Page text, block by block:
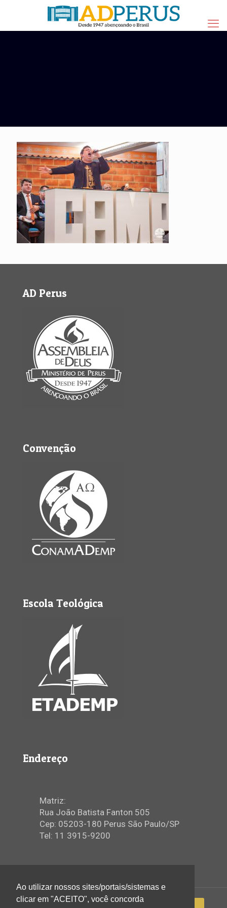
AD Perus
Convenção
Escola Teológica
Endereço
Matriz:
Rua João Batista Fanton 505
Cep: 05203-180 Perus São Paulo/SP
Tel: 11 3915-9200
Ao utilizar nossos sites/portais/sistemas e
clicar em "ACEITO", você concorda